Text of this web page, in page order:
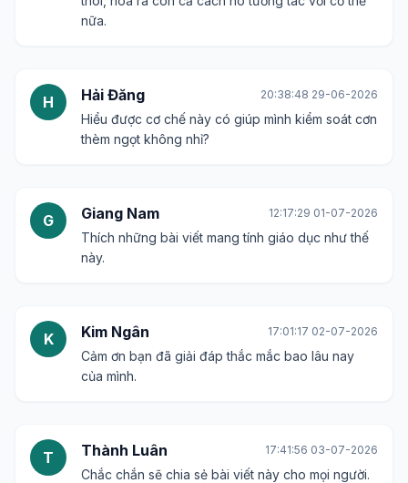
nữa.
H Hải Đăng 20:38:48 29-06-2026
Hiểu được cơ chế này có giúp mình kiểm soát cơn
thèm ngọt không nhỉ?
G Giang Nam 12:17:29 01-07-2026
Thích những bài viết mang tính giáo dục như thế
này.
K Kim Ngân 17:01:17 02-07-2026
Cảm ơn bạn đã giải đáp thắc mắc bao lâu nay
của mình.
T Thành Luân 17:41:56 03-07-2026
Chắc chắn sẽ chia sẻ bài viết này cho mọi người.